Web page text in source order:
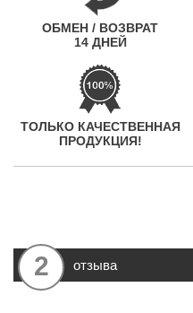
ОБМЕН / ВОЗВРАТ
14 ДНЕЙ
ТОЛЬКО КАЧЕСТВЕННАЯ
ПРОДУКЦИЯ!
2 отзыва